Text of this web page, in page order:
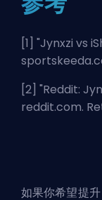
[1] "Jynxzi vs
[2] "Reddit:
reddit.com.
如果你希望提